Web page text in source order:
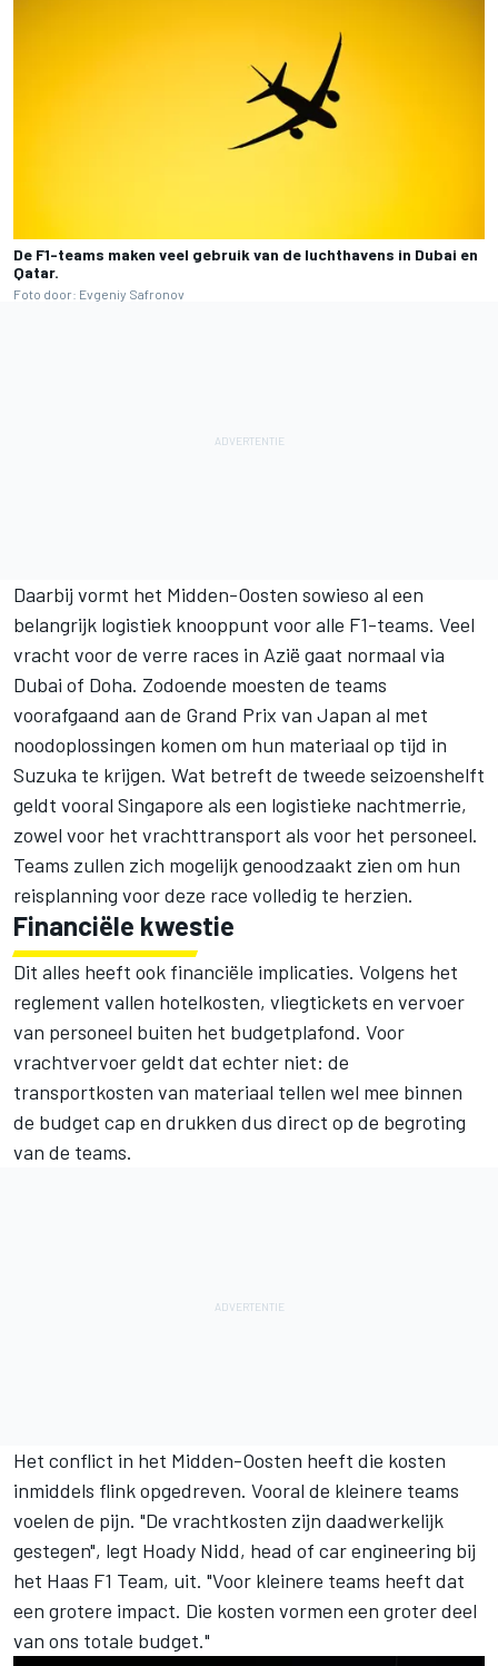
De F1-teams maken veel gebruik van de luchthavens in Dubai en
Qatar.
Foto door: Evgeniy Safronov
Daarbij vormt het Midden-Oosten sowieso al een
belangrijk logistiek knooppunt voor alle F1-teams. Veel
vracht voor de verre races in Azië gaat normaal via
Dubai of Doha. Zodoende moesten de teams
voorafgaand aan de Grand Prix van Japan al met
noodoplossingen komen om hun materiaal op tijd in
Suzuka te krijgen. Wat betreft de tweede seizoenshelft
geldt vooral Singapore als een logistieke nachtmerrie,
zowel voor het vrachttransport als voor het personeel.
Teams zullen zich mogelijk genoodzaakt zien om hun
reisplanning voor deze race volledig te herzien.
Financiële kwestie
Dit alles heeft ook financiële implicaties. Volgens het
reglement vallen hotelkosten, vliegtickets en vervoer
van personeel buiten het budgetplafond. Voor
vrachtvervoer geldt dat echter niet: de
transportkosten van materiaal tellen wel mee binnen
de budget cap en drukken dus direct op de begroting
van de teams.
Het conflict in het Midden-Oosten heeft die kosten
inmiddels flink opgedreven. Vooral de kleinere teams
voelen de pijn. "De vrachtkosten zijn daadwerkelijk
gestegen", legt Hoady Nidd, head of car engineering bij
het Haas F1 Team, uit. "Voor kleinere teams heeft dat
een grotere impact. Die kosten vormen een groter deel
van ons totale budget."